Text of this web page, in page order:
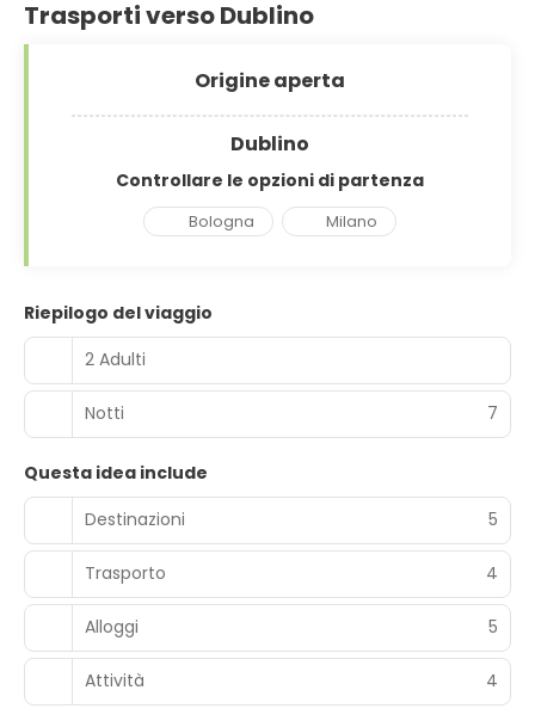
Trasporti verso Dublino
Origine aperta
Dublino
Controllare le opzioni di partenza
Bologna Milano
Riepilogo del viaggio
2 Adulti
Notti 7
Questa idea include
Destinazioni
5
Trasporto 4
Alloggi 5
Attività 4